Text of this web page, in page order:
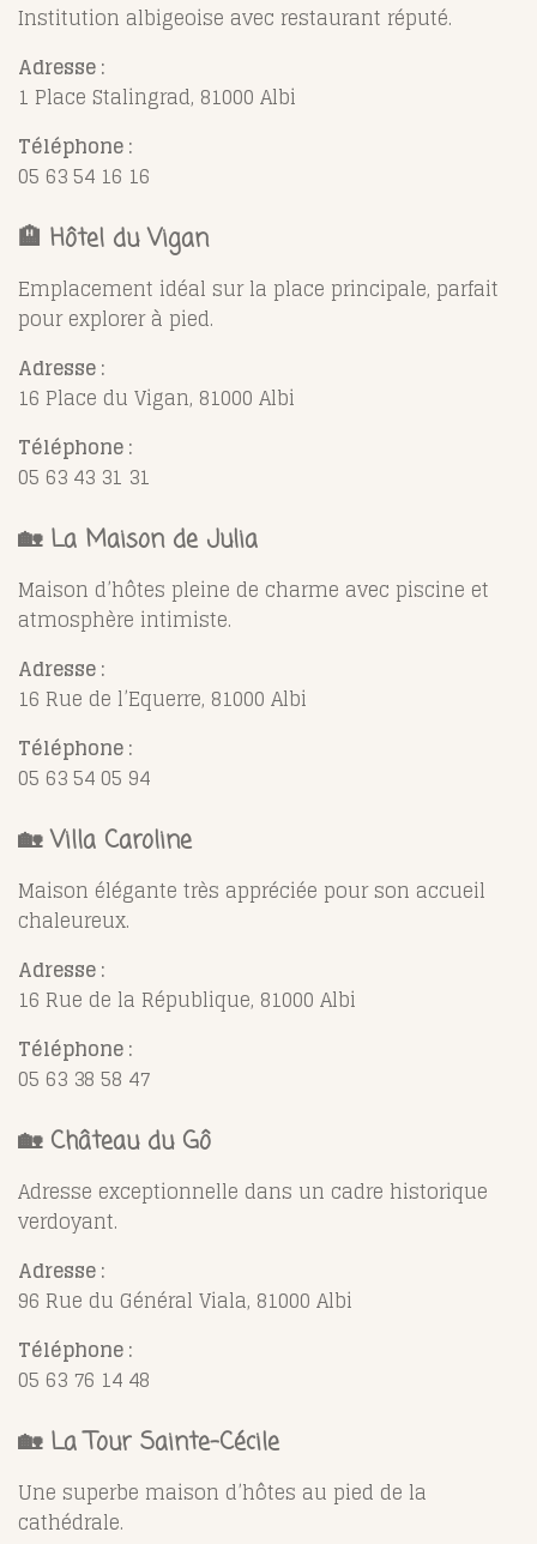
Institution albigeoise avec restaurant réputé.
Adresse :
1 Place Stalingrad, 81000 Albi
Téléphone :
05 63 54 16 16
🏨 Hôtel du Vigan
Emplacement idéal sur la place principale, parfait
pour explorer à pied.
Adresse :
16 Place du Vigan, 81000 Albi
Téléphone :
05 63 43 31 31
🏡 La Maison de Julia
Maison d’hôtes pleine de charme avec piscine et
atmosphère intimiste.
Adresse :
16 Rue de l’Equerre, 81000 Albi
Téléphone :
05 63 54 05 94
🏡Villa Caroline
Maison élégante très appréciée pour son accueil
chaleureux.
Adresse :
16 Rue de la République, 81000 Albi
Téléphone :
05 63 38 58 47
🏡 Château du Gô
Adresse exceptionnelle dans un cadre historique
verdoyant.
Adresse :
96 Rue du Général Viala, 81000 Albi
Téléphone :
05 63 76 14 48
🏡 La Tour Sainte-Cécile
Une superbe maison d’hôtes au pied de la
cathédrale.